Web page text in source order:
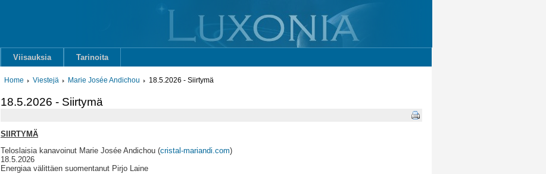
Viisauksia Tarinoita
Home Viestejä Marie Josée Andichou 18.5.2026 - Siirtymä
18.5.2026 - Siirtymä
SIIRTYMÄ
Teloslaisia kanavoinut Marie Josée Andichou (cristal-mariandi.com)
18.5.2026
Energiaa välittäen suomentanut Pirjo Laine